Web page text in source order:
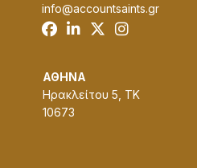
info@accountsaints.gr
ΑΘΗΝΑ
Ηρακλείτου 5, ΤΚ
10673